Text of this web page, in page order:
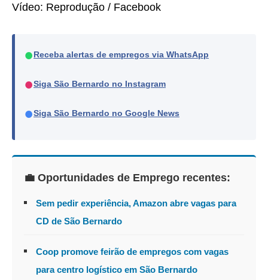
Vídeo: Reprodução / Facebook
● Receba alertas de empregos via WhatsApp
●Siga São Bernardo no Instagram
●Siga São Bernardo no Google News
💼 Oportunidades de Emprego recentes:
Sem pedir experiência, Amazon abre vagas para
CD de São Bernardo
Coop promove feirão de empregos com vagas
para centro logístico em São Bernardo